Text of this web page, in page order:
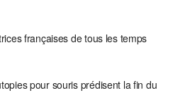
françaises de tous les temps
pour souris prédisent la fin du